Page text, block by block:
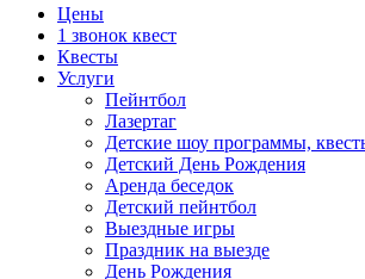
Цены
1 звонок квест
Квесты
Услуги
Пейнтбол
Лазертаг
Детские шоу программы,
Детский День Рождения
Аренда беседок
Детский пейнтбол
Выездные игры
Праздник на выезде
День Рождения